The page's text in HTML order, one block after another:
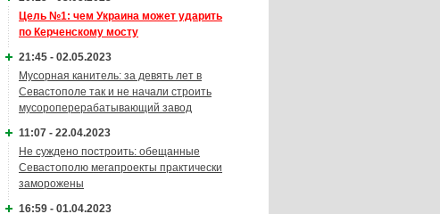
Цель №1: чем Украина может ударить
по Керченскому мосту
21:45 - 02.05.2023
Мусорная канитель: за девять лет в
Севастополе так и не начали строить
мусороперерабатывающий завод
11:07 - 22.04.2023
Не суждено построить: обещанные
Севастополю мегапроекты практически
заморожены
16:59 - 01.04.2023